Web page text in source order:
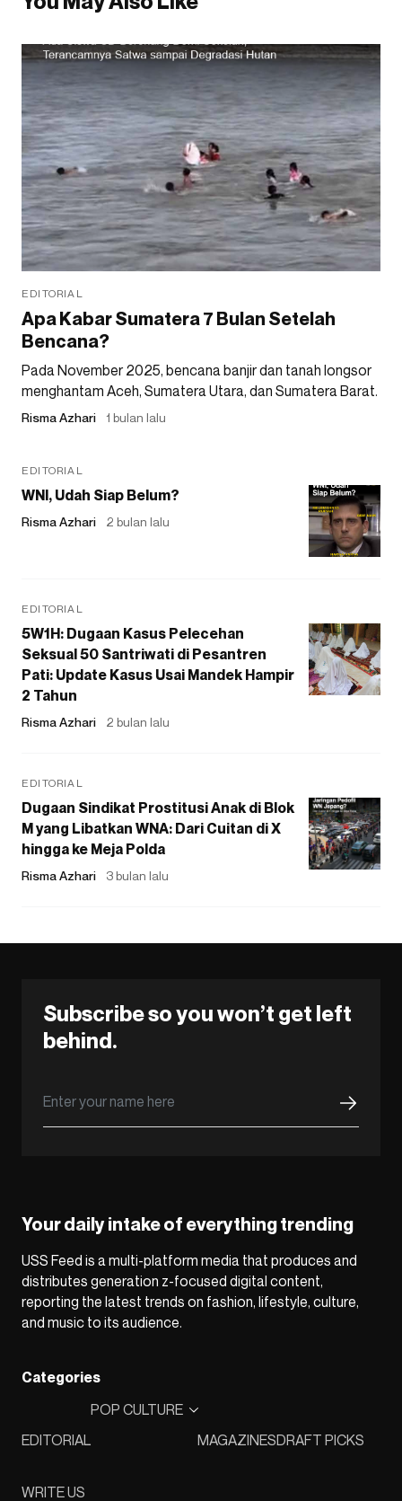
EDITORIAL
Apa Kabar Sumatera 7 Bulan Setelah
Bencana?
Pada November 2025, bencana banjir dan tanah longsor
menghantam Aceh, Sumatera Utara, dan Sumatera Barat.
Risma Azhari 1 bulan lalu
EDITORIAL
WNI, Udah Siap Belum?
Risma Azhari 2 bulan lalu
EDITORIAL
5W1H: Dugaan Kasus Pelecehan
Seksual 50 Santriwati di Pesantren
Pati: Update Kasus Usai Mandek Hampir
2 Tahun
Risma Azhari 2 bulan lalu
EDITORIAL
Dugaan Sindikat Prostitusi Anak di Blok
M yang Libatkan WNA: Dari Cuitan di X
hingga ke Meja Polda
Risma Azhari 3 bulan lalu
Subscribe so you won’t get left
behind.
Your daily intake of everything trending
USS Feed is a multi-platform media that produces and
distributes generation z-focused digital content,
reporting the latest trends on fashion, lifestyle, culture,
and music to its audience.
Categories
EDITORIAL
POP CULTURE
MAGAZINESDRAFT PICKS
WRITE US